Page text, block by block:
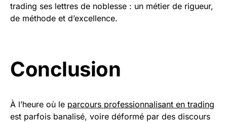
trading ses lettres de noblesse : un métier de rigueur,
de méthode et d’excellence.
Conclusion
À l’heure où le parcours professionnalisant en trading
est parfois banalisé, voire déformé par des discours